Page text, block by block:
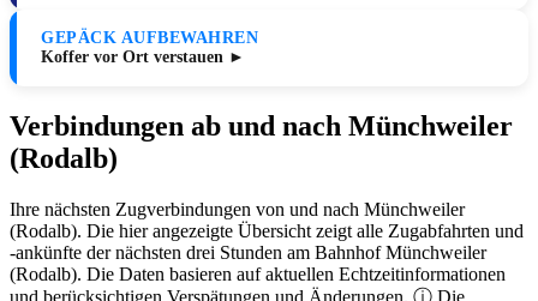
GEPÄCK AUFBEWAHREN
Koffer vor Ort verstauen ►
Verbindungen ab und nach Münchweiler
(Rodalb)
Ihre nächsten Zugverbindungen von und nach Münchweiler
(Rodalb). Die hier angezeigte Übersicht zeigt alle Zugabfahrten und
-ankünfte der nächsten drei Stunden am Bahnhof Münchweiler
(Rodalb). Die Daten basieren auf aktuellen Echtzeitinformationen